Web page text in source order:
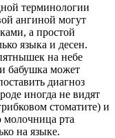
терминологии
ангиной могут
а простой
языка и десен.
на небе
бабушка может
диагноз
иногда не видят
стоматите) и
молочница рта
на языке.